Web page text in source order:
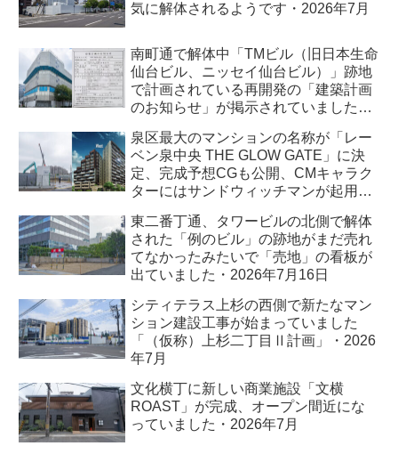
気に解体されるようです・2026年7月
南町通で解体中「TMビル（旧日本生命
仙台ビル、ニッセイ仙台ビル）」跡地
で計画されている再開発の「建築計画
のお知らせ」が掲示されていました・
泉区最大のマンションの名称が「レー
ベン泉中央 THE GLOW GATE」に決
定、完成予想CGも公開、CMキャラク
ターにはサンドウィッチマンが起用さ
東二番丁通、タワービルの北側で解体
された「例のビル」の跡地がまだ売れ
てなかったみたいで「売地」の看板が
出ていました・2026年7月16日
シティテラス上杉の西側で新たなマン
ション建設工事が始まっていました
「（仮称）上杉二丁目Ⅱ計画」・2026
年7月
文化横丁に新しい商業施設「文横
ROAST」が完成、オープン間近にな
っていました・2026年7月